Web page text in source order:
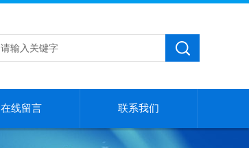
在线留言 联系我们